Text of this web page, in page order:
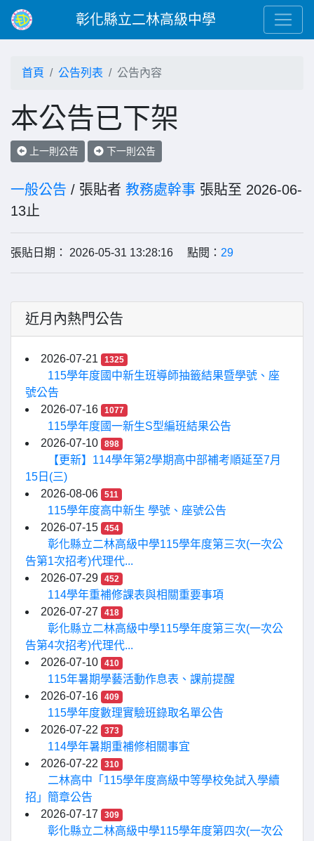
彰化縣立二林高級中學
首頁 公告列表 公告內容
本公告已下架
上一則公告 下一則公告
一般公告 / 張貼者 教務處幹事 張貼至 2026-06-
13止
張貼日期： 2026-05-31 13:28:16 點閱： 29
近月內熱門公告
2026-07-21 1325
115學年度國中新生班導師抽籤結果暨學號、座
號公告
2026-07-16
1077
115學年度國一新生S型編班結果公告
2026-07-10
898
【更新】114學年第2學期高中部補考順延至7月
15日(三)
2026-08-06
511
115學年度高中新生 學號、座號公告
2026-07-15
454
彰化縣立二林高級中學115學年度第三次(一次公
告第1次招考)代理代...
2026-07-29
452
114學年重補修課表與相關重要事項
2026-07-27
418
彰化縣立二林高級中學115學年度第三次(一次公
告第4次招考)代理代...
2026-07-10
410
115年暑期學藝活動作息表、課前提醒
2026-07-16
409
115學年度數理實驗班錄取名單公告
2026-07-22
373
114學年暑期重補修相關事宜
2026-07-22
310
二林高中「115學年度高級中等學校免試入學續
招」簡章公告
2026-07-17
309
彰化縣立二林高級中學115學年度第四次(一次公